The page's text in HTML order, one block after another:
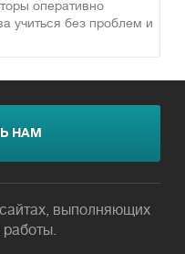
оперативно
учиться без проблем и
НАМ
выполняющих
работы.